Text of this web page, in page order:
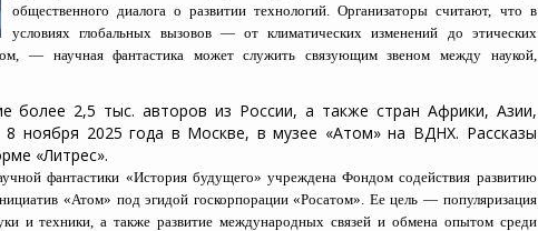
общественного диалога о развитии технологий. Организаторы считают, что в
условиях глобальных вызовов — от климатических изменений до этических
— научная фантастика может служить связующим звеном между наукой,
более 2,5 тыс. авторов из России, а также стран Африки, Азии,
ноября 2025 года в Москве, в музее «Атом» на ВДНХ. Рассказы
«Литрес».
фантастики «История будущего» учреждена Фондом содействия развитию
«Атом» под эгидой госкорпорации «Росатом». Ее цель — популяризация
и техники, а также развитие международных связей и обмена опытом среди